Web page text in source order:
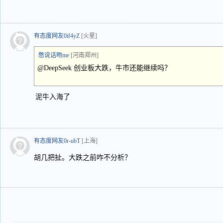
有态度网友0if4yZ [火星]
憋说话吻me [河南郑州]
@DeepSeek 创业板大跌，牛市还能继续吗？
泥牛入海了
有态度网友0r-ubT [上海]
胡几把扯。大跌之前咋不分析？